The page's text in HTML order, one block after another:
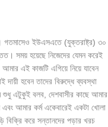
গতমাসেও ইউএসএতে (যুক্তরাষ্ট্র) ৩০
সময় হয়েছে নিজেদের যেমন করেই
এই কাজটি এগিয়ে নিয়ে যাবেন
হবেন তাদের বিরুদ্ধে ব্যবস্থা
শুধু এটুকুই বলব, দেশবাসীর কাছে আমার
আমার কর্ম একেবারেই একটা খোলা
করে সন্তানদের পড়ার খরচ